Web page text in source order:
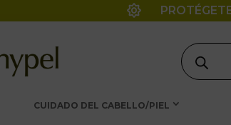

de
CUIDADO DEL CABELLO/PIEL